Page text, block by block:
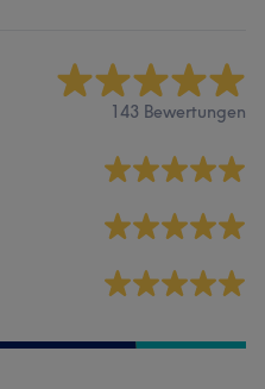
143 Bewertungen